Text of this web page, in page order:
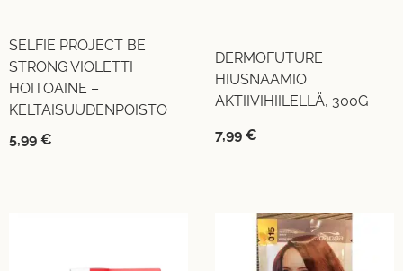
SELFIE PROJECT BE
STRONG VIOLETTI
HOITOAINE –
KELTAISUUDENPOISTO
5,99 €
DERMOFUTURE
HIUSNAAMIO
AKTIIVIHIILELLÄ, 300G
7,99 €